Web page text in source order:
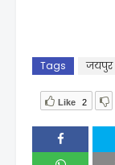
Tags जयपुर
Like 2